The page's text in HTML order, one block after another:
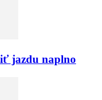
jazdu naplno